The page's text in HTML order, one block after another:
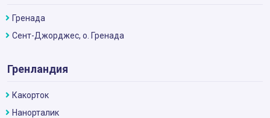
Гренада
Сент-Джорджес, о. Гренада
Гренландия
Какорток
Нанорталик